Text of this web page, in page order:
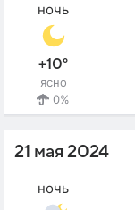
ночь
+10°
ясно
0%
21 мая 2024
ночь